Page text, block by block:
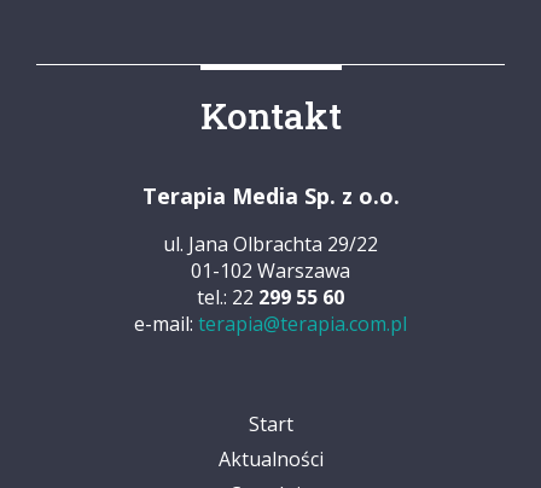
Kontakt
Terapia Media Sp. z o.o.
ul. Jana Olbrachta 29/22
01-102 Warszawa
tel.: 22 299 55 60
e-mail: terapia@terapia.com.pl
Start
Aktualności